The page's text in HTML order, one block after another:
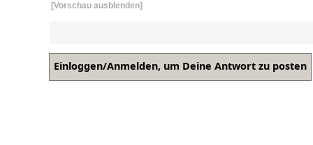
[Vorschau ausblenden]